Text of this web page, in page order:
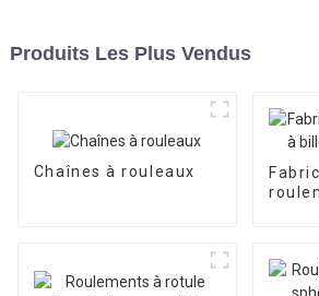
Produits Les Plus Vendus
Chaînes à rouleaux